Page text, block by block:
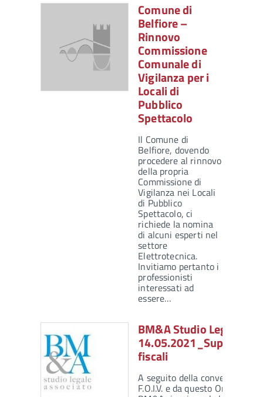
Comune di
Belfiore –
Rinnovo
Commissione
Comunale di
Vigilanza per i
Locali di
Pubblico
Spettacolo
Il Comune di
Belfiore, dovendo
procedere al rinnovo
della propria
Commissione di
Vigilanza nei Locali
di Pubblico
Spettacolo, ci
richiede la nomina
di alcuni esperti nel
settore
Elettrotecnica.
Invitiamo pertanto i
professionisti
interessati ad
essere…
BM&A Studio Legale –
fiscali
A seguito della convenzione
F.O.I.V. e da questo Ordine